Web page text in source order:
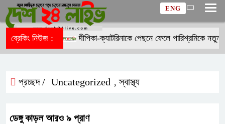
ENG
ব্রেকিং নিউজ : দীপিকা-ক্যাটরিনাকে পেছনে ফেলে পারিশ্রমিকে নতুন
প্রচ্ছদ / Uncategorized ,স্বাস্থ্য
ডেঙ্গু কাড়ল আরও ৯ প্রাণ